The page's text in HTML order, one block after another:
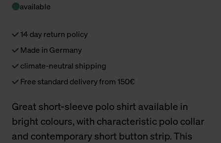
available
14 day return policy
Made in Germany
climate-neutral shipping
Free standard delivery from 150€
Great short-sleeve polo shirt available in
bright colours, with characteristic polo collar
and contemporary short button strip. This